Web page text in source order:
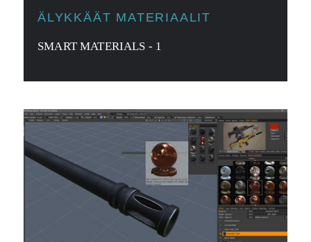
ÄLYKKÄÄT MATERIAALIT
SMART MATERIALS - 1